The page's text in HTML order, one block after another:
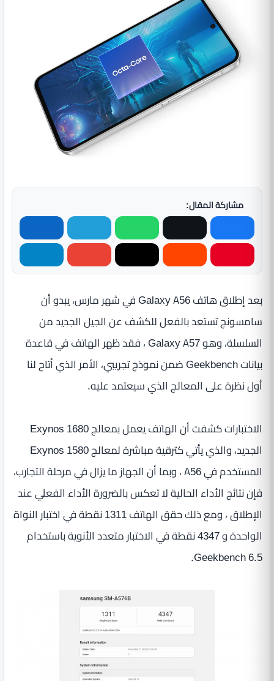
مشاركة المقال:
بعد إطلاق هاتف Galaxy A56 في شهر مارس، يبدو أن
سامسونج تستعد بالفعل للكشف عن الجيل الجديد من
السلسلة، وهو Galaxy A57 ، فقد ظهر الهاتف في قاعدة
بيانات Geekbench ضمن نموذج تجريبي، الأمر الذي أتاح لنا
أول نظرة على المعالج الذي سيعتمد عليه.
الاختبارات كشفت أن الهاتف يعمل بمعالج Exynos 1680
الجديد، والذي يأتي كترقية مباشرة لمعالج Exynos 1580
المستخدم في A56 ، وبما أن الجهاز ما يزال في مرحلة التجارب،
فإن نتائج الأداء الحالية لا تعكس بالضرورة الأداء الفعلي عند
الإطلاق ، ومع ذلك حقق الهاتف 1311 نقطة في اختبار النواة
الواحدة و 4347 نقطة في الاختبار متعدد الأنوية باستخدام
Geekbench 6.5.